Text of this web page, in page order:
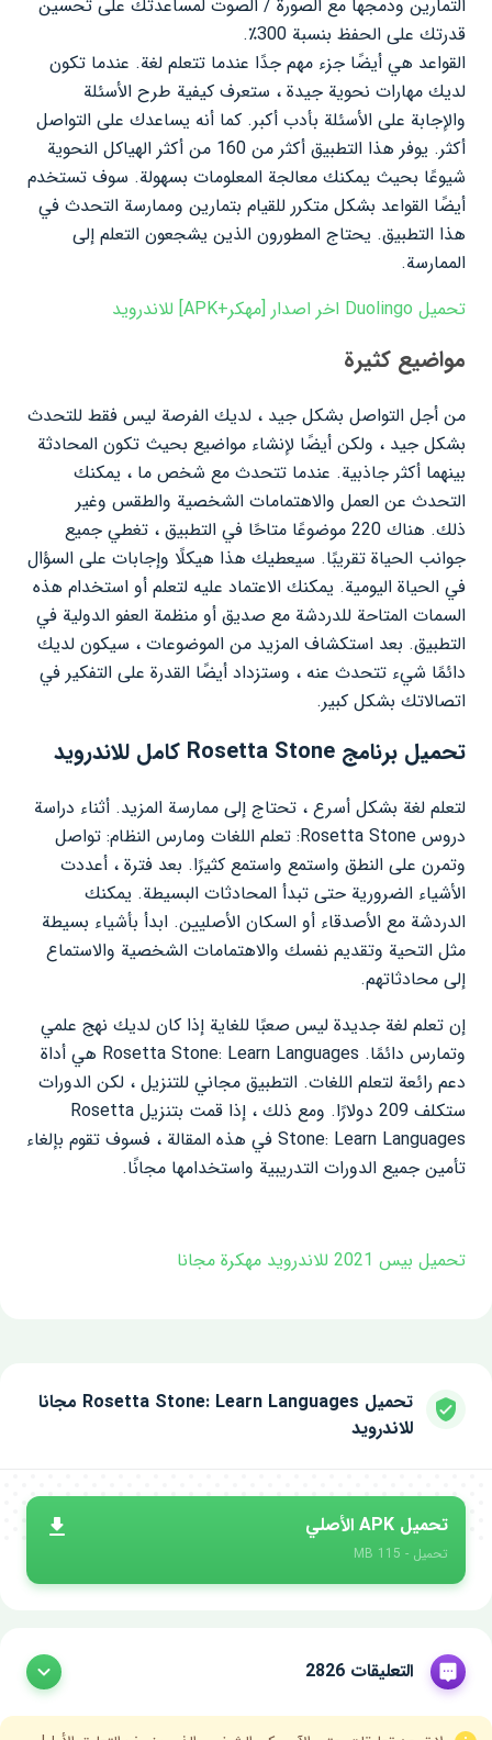
التمارين ودمجها مع الصورة / الصوت لمساعدتك على تحسين
قدرتك على الحفظ بنسبة 300٪.
القواعد هي أيضًا جزء مهم جدًا عندما تتعلم لغة. عندما تكون
لديك مهارات نحوية جيدة ، ستعرف كيفية طرح الأسئلة
والإجابة على الأسئلة بأدب أكبر. كما أنه يساعدك على التواصل
أكثر. يوفر هذا التطبيق أكثر من 160 من أكثر الهياكل النحوية
شيوعًا بحيث يمكنك معالجة المعلومات بسهولة. سوف تستخدم
أيضًا القواعد بشكل متكرر للقيام بتمارين وممارسة التحدث في
هذا التطبيق. يحتاج المطورون الذين يشجعون التعلم إلى
الممارسة.
تحميل Duolingo اخر اصدار [مهكر+APK] للاندرويد
مواضيع كثيرة
من أجل التواصل بشكل جيد ، لديك الفرصة ليس فقط للتحدث
بشكل جيد ، ولكن أيضًا لإنشاء مواضيع بحيث تكون المحادثة
بينهما أكثر جاذبية. عندما تتحدث مع شخص ما ، يمكنك
التحدث عن العمل والاهتمامات الشخصية والطقس وغير
ذلك. هناك 220 موضوعًا متاحًا في التطبيق ، تغطي جميع
جوانب الحياة تقريبًا. سيعطيك هذا هيكلًا وإجابات على السؤال
في الحياة اليومية. يمكنك الاعتماد عليه لتعلم أو استخدام هذه
السمات المتاحة للدردشة مع صديق أو منظمة العفو الدولية في
التطبيق. بعد استكشاف المزيد من الموضوعات ، سيكون لديك
دائمًا شيء تتحدث عنه ، وستزداد أيضًا القدرة على التفكير في
اتصالاتك بشكل كبير.
تحميل برنامج Rosetta Stone كامل للاندرويد
لتعلم لغة بشكل أسرع ، تحتاج إلى ممارسة المزيد. أثناء دراسة
دروس Rosetta Stone: تعلم اللغات ومارس النظام: تواصل
وتمرن على النطق واستمع واستمع كثيرًا. بعد فترة ، أعددت
الأشياء الضرورية حتى تبدأ المحادثات البسيطة. يمكنك
الدردشة مع الأصدقاء أو السكان الأصليين. ابدأ بأشياء بسيطة
مثل التحية وتقديم نفسك والاهتمامات الشخصية والاستماع
إلى محادثاتهم.
إن تعلم لغة جديدة ليس صعبًا للغاية إذا كان لديك نهج علمي
وتمارس دائمًا. Rosetta Stone: Learn Languages ​​هي أداة
دعم رائعة لتعلم اللغات. التطبيق مجاني للتنزيل ، لكن الدورات
ستكلف 209 دولارًا. ومع ذلك ، إذا قمت بتنزيل Rosetta
Stone: Learn Languages ​​في هذه المقالة ، فسوف تقوم بإلغاء
تأمين جميع الدورات التدريبية واستخدامها مجانًا.
تحميل بيس 2021 للاندرويد مهكرة مجانا
تحميل Rosetta Stone: Learn Languages مجانا
للاندرويد
تحميل APK الأصلي
تحميل - 115 MB
التعليقات 2826